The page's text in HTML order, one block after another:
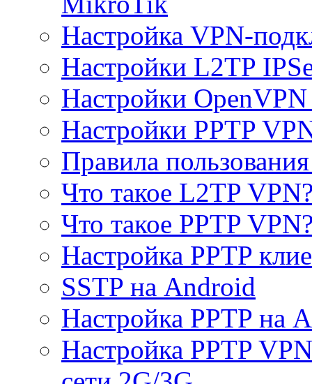
Настройка VPN-
Настройки L2TP
Настройки
Настройки PPTP
Правила
Что такое L2TP
Что такое PPTP
Настройка PPTP
SSTP на Android
Настройка PPTP на
Настройка PPTP